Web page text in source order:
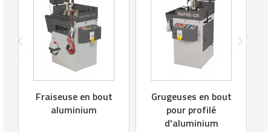
Fraiseuse en bout
aluminium
Grugeuses en bout
pour profilé
d'aluminium